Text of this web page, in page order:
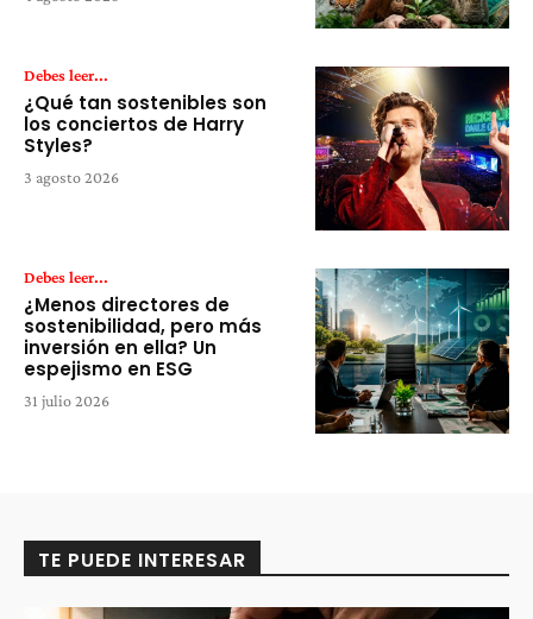
Debes leer...
¿Qué tan sostenibles son
los conciertos de Harry
Styles?
3 agosto 2026
Debes leer...
¿Menos directores de
sostenibilidad, pero más
inversión en ella? Un
espejismo en ESG
31 julio 2026
TE PUEDE INTERESAR